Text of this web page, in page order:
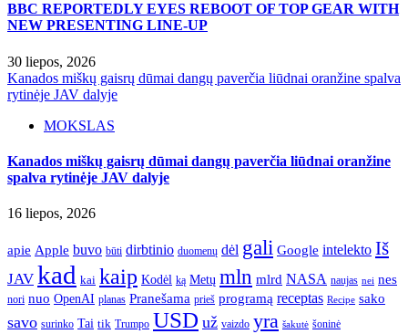
BBC REPORTEDLY EYES REBOOT OF TOP GEAR WITH
NEW PRESENTING LINE-UP
30 liepos, 2026
Kanados miškų gaisrų dūmai dangų paverčia liūdnai oranžine spalva
rytinėje JAV dalyje
MOKSLAS
Kanados miškų gaisrų dūmai dangų paverčia liūdnai oranžine
spalva rytinėje JAV dalyje
16 liepos, 2026
apie Apple buvo būti dirbtinio duomenų dėl gali Google intelekto Iš
JAV kad kai kaip Kodėl ką Metų mln mlrd NASA naujas nei nes
nori nuo OpenAI planas Pranešama prieš programą receptas Recipe sako
savo surinko Tai tik Trumpo USD už vaizdo yra šakutė šoninė